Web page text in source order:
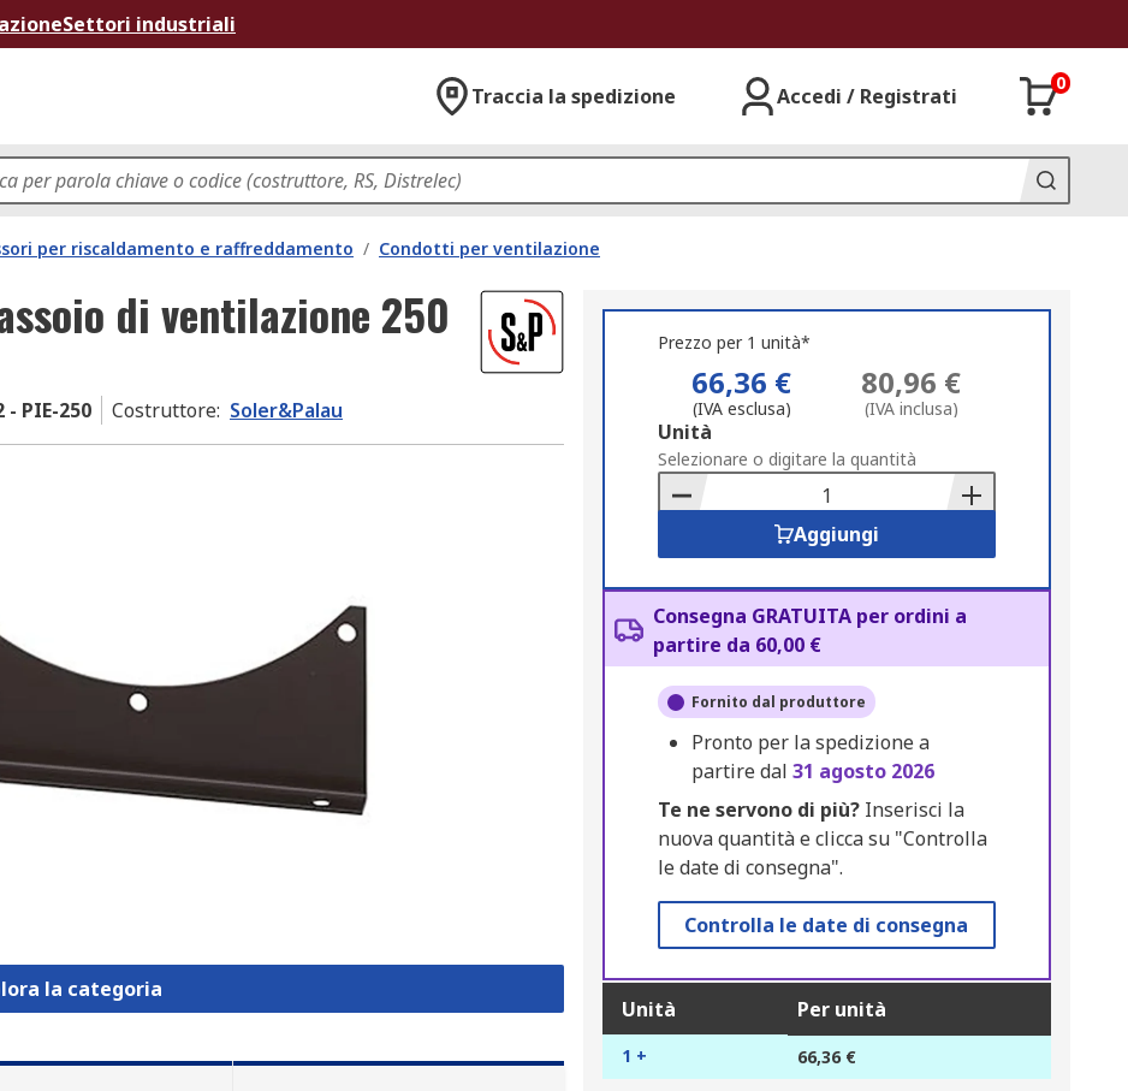
Settori industriali
Traccia la spedizione Accedi / Registrati
0
per riscaldamento e raffreddamento / Condotti per ventilazione
di ventilazione 250
- PIE-250 Costruttore: Soler&Palau
la categoria
Prezzo per 1 unità*
66,36 €
(IVA esclusa)
80,96 €
(IVA inclusa)
Add
to
Basket
Unità
Selezionare o digitare la quantità
Aggiungi
Consegna GRATUITA per ordini a
partire da 60,00 €
Fornito dal produttore
Pronto per la spedizione a
partire dal 31 agosto 2026
Te ne servono di più?Inserisci la
nuova quantità e clicca su "Controlla
le date di consegna".
Controlla le date di consegna
Unità Per unità
1 + 66,36 €